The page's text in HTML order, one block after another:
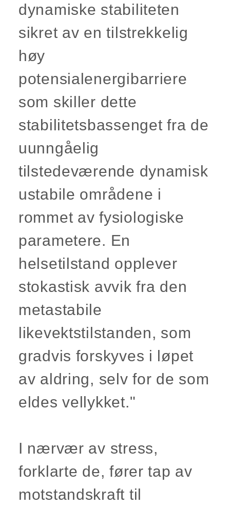
dynamiske stabiliteten
sikret av en tilstrekkelig
høy
potensialenergibarriere
som skiller dette
stabilitetsbassenget fra de
uunngåelig
tilstedeværende dynamisk
ustabile områdene i
rommet av fysiologiske
parametere. En
helsetilstand opplever
stokastisk avvik fra den
metastabile
likevektstilstanden, som
gradvis forskyves i løpet
av aldring, selv for de som
eldes vellykket."
I nærvær av stress,
forklarte de, fører tap av
motstandskraft til